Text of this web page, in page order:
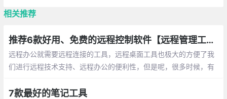
相关推荐
推荐6款好用、免费的远程控制软件【远程管理工具】
远程办公就需要远程连接的工具，远程桌面工具也极大的方便了我
们进行远程技术支持、远程办公的便利性，但是呢，很多时候，有
7款最好的笔记工具